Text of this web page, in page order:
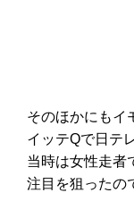
そのほかにもイ
イッテQで日テ
当時は女性走者
注目を狙ったの